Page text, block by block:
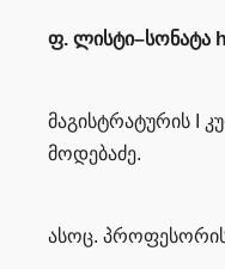
ფ. ლისტი–სონატა
მაგისტრატურის
მოდებაძე.
ასოც. პროფესორის